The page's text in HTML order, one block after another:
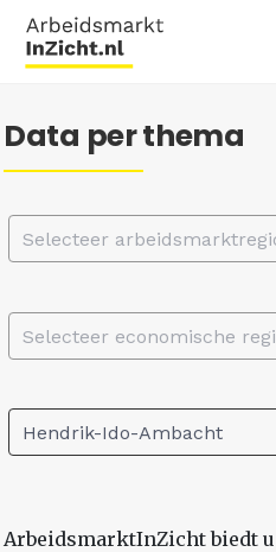
Data per thema
Selecteer
Selecteer economische
Hendrik-Ido-Ambacht
ArbeidsmarktInZicht biedt u